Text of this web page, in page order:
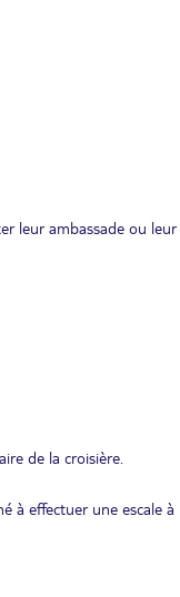
leur ambassade ou leur
de la croisière.
à effectuer une escale à